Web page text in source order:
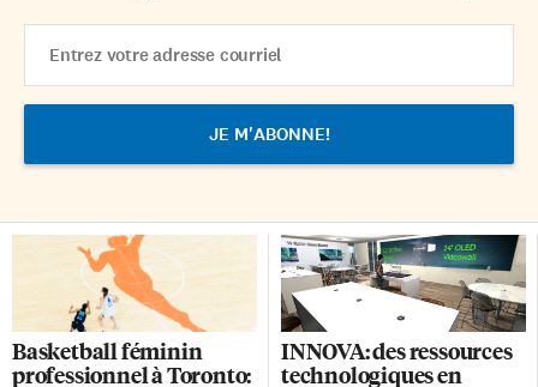
Address
Basketball féminin
professionnel à Toronto:
INNOVA: des ressources
technologiques en